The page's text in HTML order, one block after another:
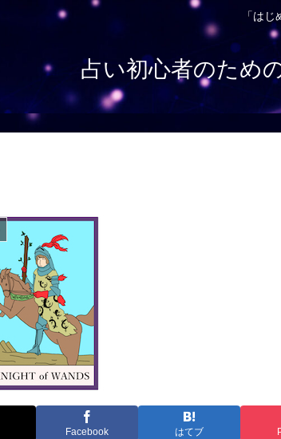
「は
占い初心者のため
Facebook はてブ